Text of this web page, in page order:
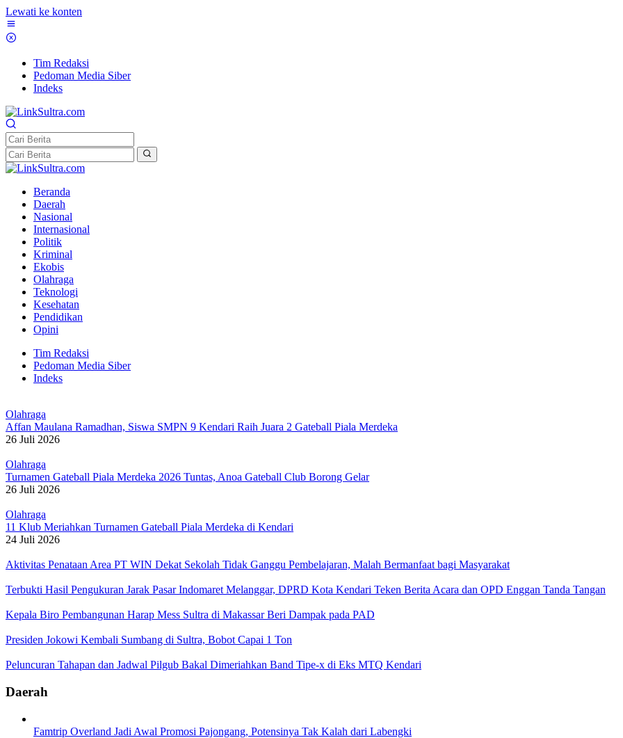
Lewati ke konten
Tim Redaksi
Pedoman Media Siber
Indeks
Beranda
Daerah
Nasional
Internasional
Politik
Kriminal
Ekobis
Olahraga
Teknologi
Kesehatan
Pendidikan
Opini
Tim Redaksi
Pedoman Media Siber
Indeks
Olahraga
Affan Maulana Ramadhan, Siswa SMPN 9 Kendari Raih Juara 2 Gateball Piala Merdeka
26 Juli 2026
Olahraga
Turnamen Gateball Piala Merdeka 2026 Tuntas, Anoa Gateball Club Borong Gelar
26 Juli 2026
Olahraga
11 Klub Meriahkan Turnamen Gateball Piala Merdeka di Kendari
24 Juli 2026
Aktivitas Penataan Area PT WIN Dekat Sekolah Tidak Ganggu Pembelajaran, Malah Bermanfaat bagi Masyarakat
Terbukti Hasil Pengukuran Jarak Pasar Indomaret Melanggar, DPRD Kota Kendari Teken Berita Acara dan OPD Enggan Tanda Tangan
Kepala Biro Pembangunan Harap Mess Sultra di Makassar Beri Dampak pada PAD
Presiden Jokowi Kembali Sumbang di Sultra, Bobot Capai 1 Ton
Peluncuran Tahapan dan Jadwal Pilgub Bakal Dimeriahkan Band Tipe-x di Eks MTQ Kendari
Daerah
Famtrip Overland Jadi Awal Promosi Pajongang, Potensinya Tak Kalah dari Labengki